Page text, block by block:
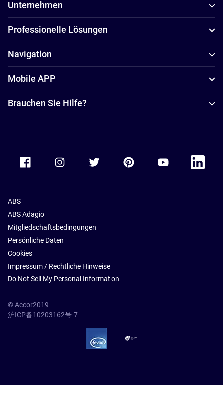
Unternehmen
Professionelle Lösungen
Navigation
Mobile APP
Brauchen Sie Hilfe?
Accor Facebook Accor TwitterAccor PinterestAccor Youtube
Accor
ABS
ABS Adagio
Mitgliedschaftsbedingungen
Persönliche Daten
Cookies
Impressum / Rechtliche Hinweise
Do Not Sell My Personal Information
© Accor2019
沪ICP备10203162号-7